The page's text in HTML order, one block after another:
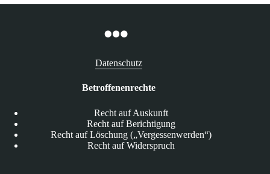
Datenschutz
Betroffenenrechte
Recht auf Auskunft
Recht auf Berichtigung
Recht auf Löschung („Vergessenwerden“)
Recht auf Widerspruch